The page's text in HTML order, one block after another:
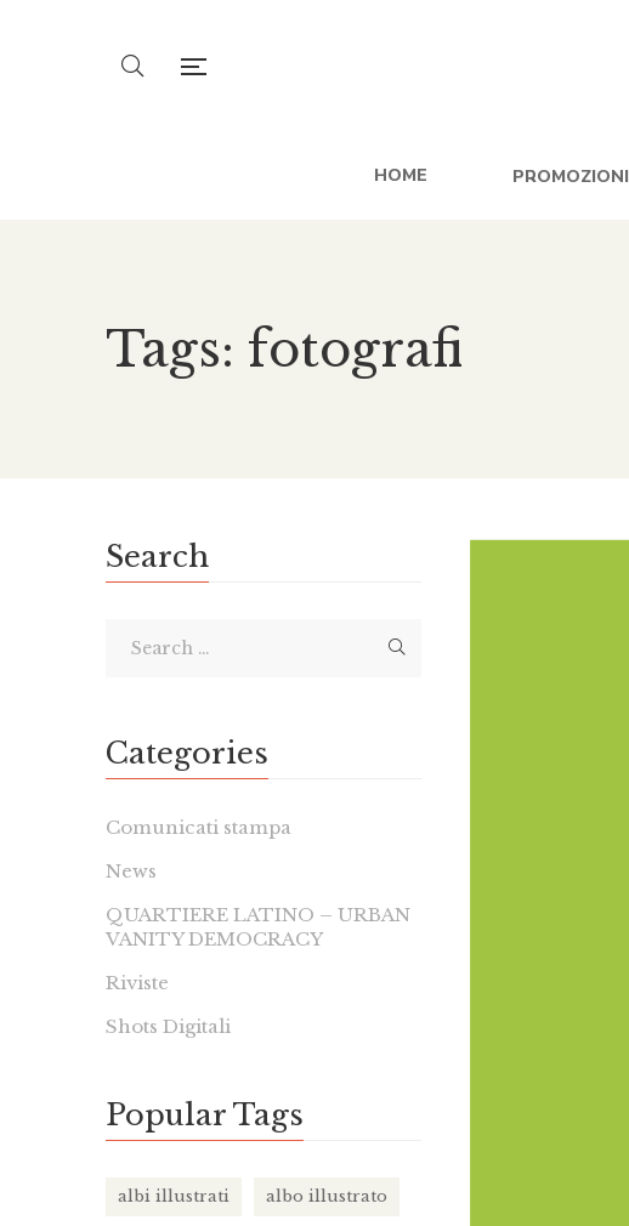
HOME PROMOZIONI
Tags: fotografi
Search
Categories
Comunicati stampa
News
QUARTIERE LATINO – URBAN
VANITY DEMOCRACY
Riviste
Shots Digitali
Popular Tags
albi illustrati albo illustrato